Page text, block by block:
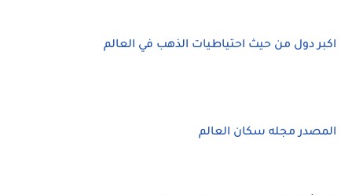
اكبر دول من حيث احتياطيات الذهب في العالم
المصدر مجله سكان العالم